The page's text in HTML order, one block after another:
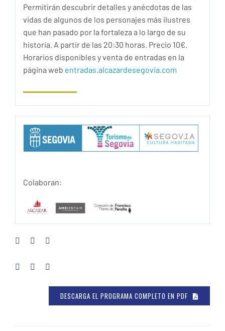
Permitirán descubrir detalles y anécdotas de las
vidas de algunos de los personajes más ilustres
que han pasado por la fortaleza a lo largo de su
historia. A partir de las 20:30 horas. Precio 10€.
Horarios disponibles y venta de entradas en la
página web entradas.alcazardesegovia.com
Colaboran:
DESCARGA EL PROGRAMA COMPLETO EN PDF